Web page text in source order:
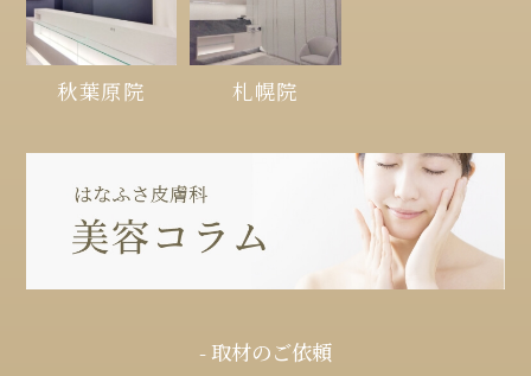
秋葉原院 札幌院
- 取材のご依頼